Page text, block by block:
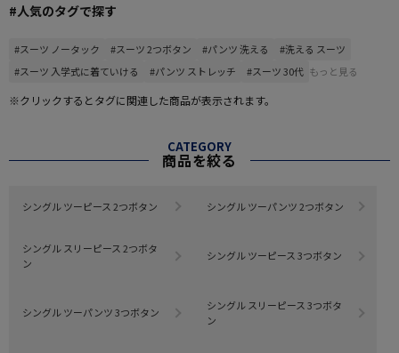
#人気のタグで探す
#スーツ ノータック #スーツ 2つボタン #パンツ 洗える
#洗える スーツ
#スーツ 入学式に着ていける
#パンツ ストレッチ #スーツ 30代 もっと見る
※クリックするとタグに関連した商品が表示されます。
CATEGORY
商品を絞る
シングル ツーピース 2つボタン シングル ツーパンツ 2つボタン
シングル スリーピース 2つボタ
ン
シングル ツーピース 3つボタン
シングル ツーパンツ 3つボタン
シングル スリーピース 3つボタ
ン